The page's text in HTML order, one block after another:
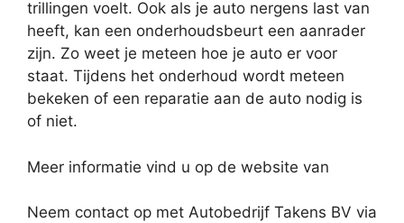
trillingen voelt. Ook als je auto nergens last van
heeft, kan een onderhoudsbeurt een aanrader
zijn. Zo weet je meteen hoe je auto er voor
staat. Tijdens het onderhoud wordt meteen
bekeken of een reparatie aan de auto nodig is
of niet.
Meer informatie vind u op de website van
Neem contact op met Autobedrijf Takens BV via